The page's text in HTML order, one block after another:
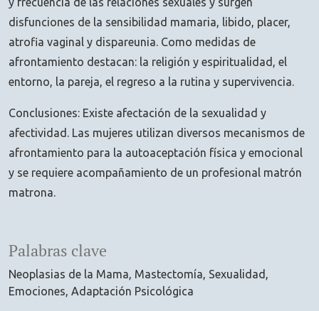
Palabras clave
Neoplasias de la Mama Mastectomía Sexualidad
Emociones Adaptación Psicológica
disfunciones de la sensibilidad mamaria, libido, placer,
atrofia vaginal y dispareunia. Como medidas de
afrontamiento destacan: la religión y espiritualidad, el
entorno, la pareja, el regreso a la rutina y supervivencia.
Conclusiones: Existe afectación de la sexualidad y
afectividad. Las mujeres utilizan diversos mecanismos de
afrontamiento para la autoaceptación física y emocional
y se requiere acompañamiento de un profesional matrón
matrona.